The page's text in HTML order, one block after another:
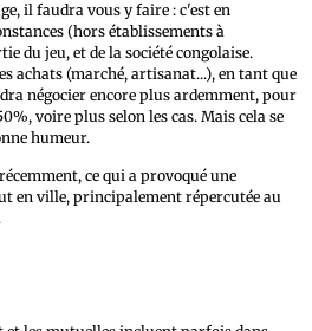
il faudra vous y faire : c'est en
(hors établissements à
du jeu, et de la société congolaise.
achats (marché, artisanat...), en tant que
négocier encore plus ardemment, pour
voire plus selon les cas. Mais cela se
humeur.
ce qui a provoqué une
en ville, principalement répercutée au